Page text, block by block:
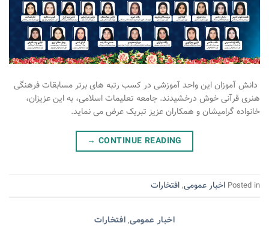
دانش آموزان این واحد آموزشی در کسب رتبه های برتر مسابقات فرهنگی
هنری قرآنی خوش درخشیدند. جامعه تعلیمات اسلامی، به این عزیزان،
خانواده گرامیشان و همکاران عزیز تبریک عرض می نماید.
CONTINUE READING
→
Posted in اخبار عمومی, افتخارات
اخبار عمومی, افتخارات